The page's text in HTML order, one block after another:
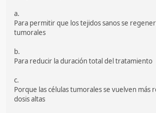
a.
Para permitir que los tejidos sanos se
tumorales
b.
Para reducir la duración total del tratamiento
c.
Porque las células tumorales se vuelven más
dosis altas